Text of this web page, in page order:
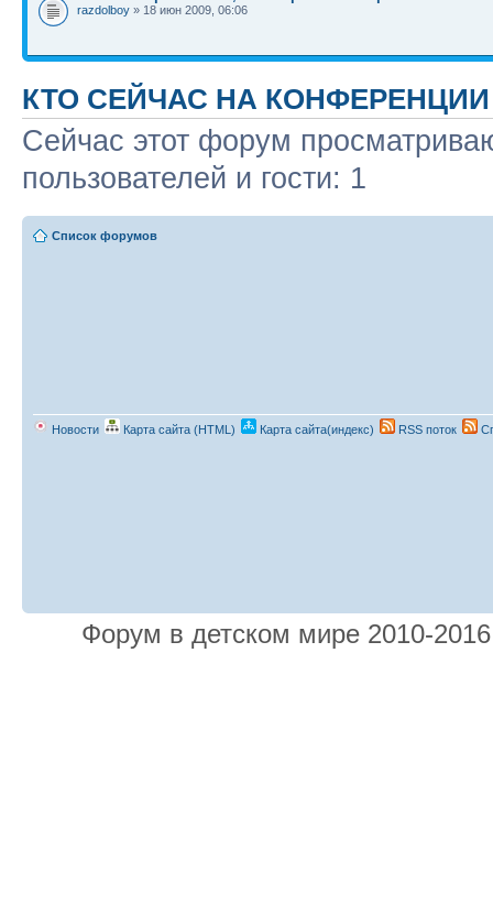
razdolboy » 18 июн 2009, 06:06
КТО СЕЙЧАС НА КОНФЕРЕНЦИИ
Сейчас этот форум
пользователей и гости: 1
Список форумов
Новости Карта сайта (HTML) Карта сайта(индекс) RSS поток
Форум в детском мире 2010-